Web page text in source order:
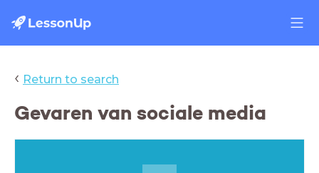
‹ Return to search
Gevaren van sociale media